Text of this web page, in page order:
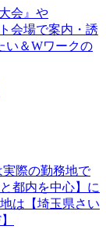
会』や
会場で案内・誘
い＆Wワークの
際の勤務地で
都内を中心】に
は【埼玉県さい